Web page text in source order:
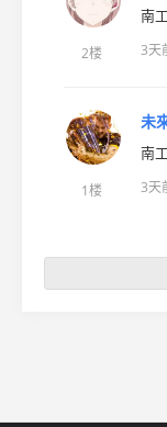
2楼
南
3天
1楼
未
南
3天